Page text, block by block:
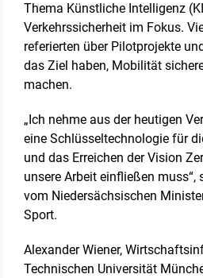
Thema Künstliche Intelligenz
Verkehrssicherheit im Fokus.
referierten über Pilotprojekte
das Ziel haben, Mobilität
machen.
„Ich nehme aus der heutigen
eine Schlüsseltechnologie für
und das Erreichen der Vision
unsere Arbeit einfließen muss“,
vom Niedersächsischen
Sport.
Alexander Wiener,
Technischen Universität